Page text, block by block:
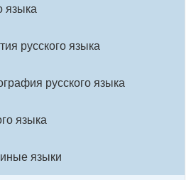
языка
русского языка
русского языка
языка
языки